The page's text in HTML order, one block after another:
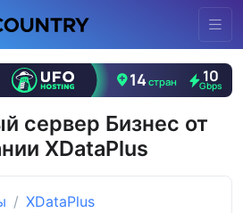
сервер Бизнес от
XDataPlus
XDataPlus